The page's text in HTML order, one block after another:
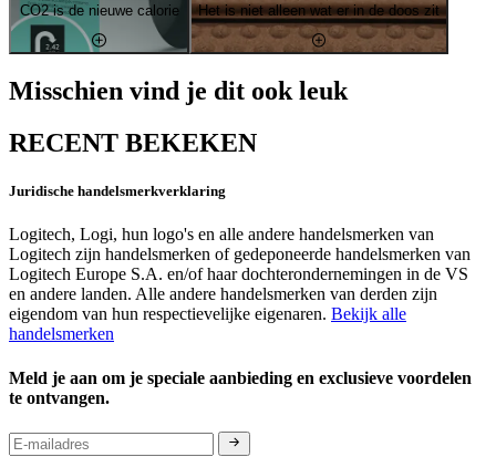
CO2 is de nieuwe calorie Het is niet alleen wat er in de doos zit
Misschien vind je dit ook leuk
RECENT BEKEKEN
Juridische handelsmerkverklaring
Logitech, Logi, hun logo's en alle andere handelsmerken van
Logitech zijn handelsmerken of gedeponeerde handelsmerken van
Logitech Europe S.A. en/of haar dochterondernemingen in de VS
en andere landen. Alle andere handelsmerken van derden zijn
eigendom van hun respectievelijke eigenaren. Bekijk alle
handelsmerken
Meld je aan om je speciale aanbieding en exclusieve voordelen
te ontvangen.